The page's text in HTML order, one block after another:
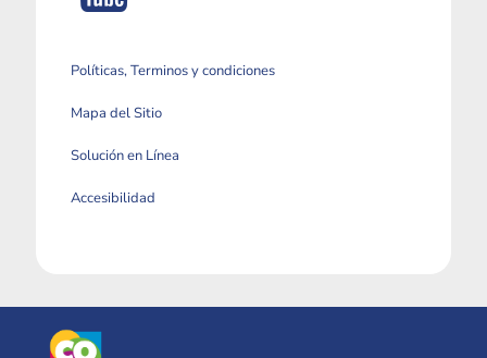
Políticas, Terminos y condiciones
Mapa del Sitio
Solución en Línea
Accesibilidad